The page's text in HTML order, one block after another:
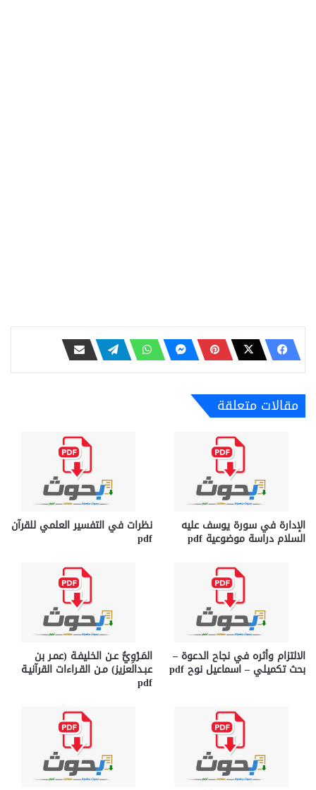
مقالات متعلقة
الإدارة في سورة يوسف عليه
السلام دراسة موضوعية pdf
نظرات في التفسير العلمي للقرآن
pdf
الالتزام وأثره في نجاح الدعوة –
بحث تكميلي – اسماعيل نوح pdf
المَـرْوِيُّ عـن الخليفـة (عمـر بن
عبـدالعزيز) مـن القـراءات القرآنيـة
pdf